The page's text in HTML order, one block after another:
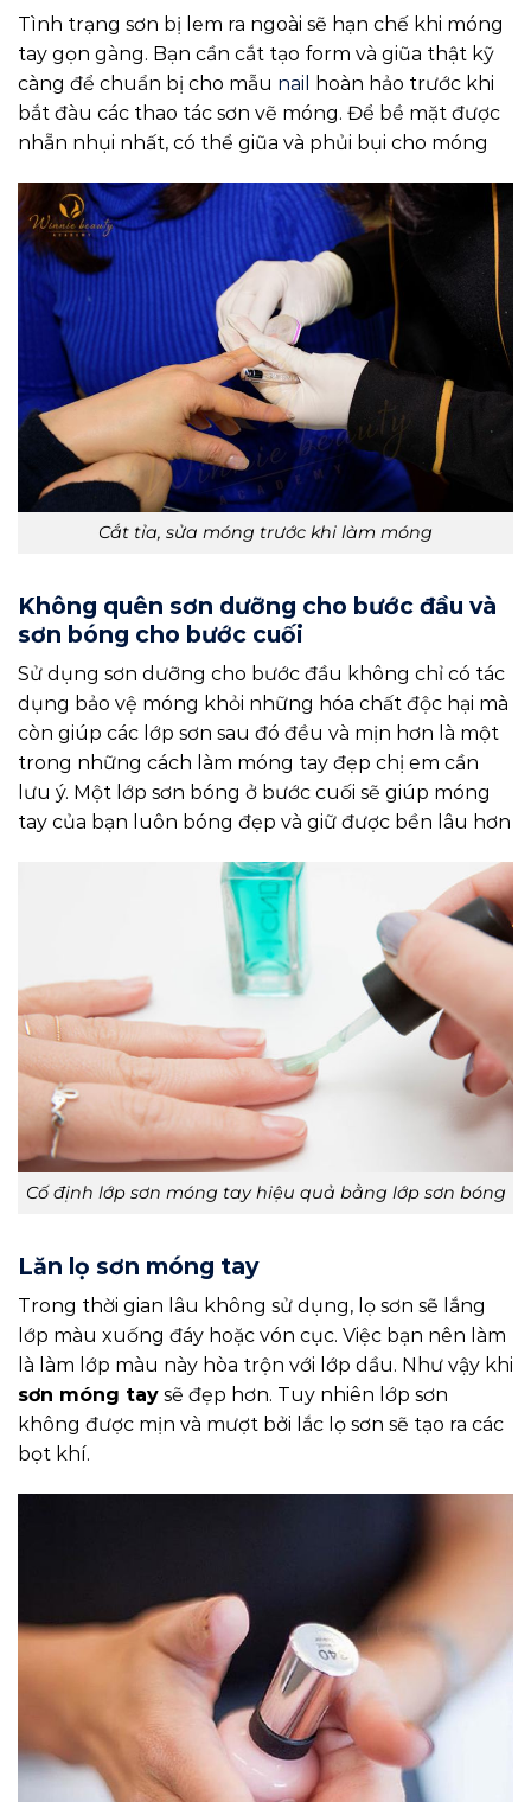
Tình trạng sơn bị lem ra ngoài sẽ hạn chế khi móng
tay gọn gàng. Bạn cần cắt tạo form và giũa thật kỹ
càng để chuẩn bị cho mẫu nail
hoàn hảo trước khi
bắt đàu các thao tác sơn vẽ móng. Để bề mặt được
nhẵn nhụi nhất, có thể giũa và phủi bụi cho móng
Cắt tỉa, sửa móng trước khi làm móng
Không quên sơn dưỡng cho bước đầu và
sơn bóng cho bước cuối
Sử dụng sơn dưỡng cho bước đầu không chỉ có tác
dụng bảo vệ móng khỏi những hóa chất độc hại mà
còn giúp các lớp sơn sau đó đều và mịn hơn là một
trong những cách làm móng tay đẹp chị em cần
lưu ý. Một lớp sơn bóng ở bước cuối sẽ giúp móng
tay của bạn luôn bóng đẹp và giữ được bền lâu hơn
Cố định lớp sơn móng tay hiệu quả bằng lớp sơn bóng
Lăn lọ sơn móng tay
Trong thời gian lâu không sử dụng, lọ sơn sẽ lắng
lớp màu xuống đáy hoặc vón cục. Việc bạn nên làm
là làm lớp màu này hòa trộn với lớp dầu. Như vậy khi
sơn móng tay sẽ đẹp hơn. Tuy nhiên lớp sơn
không được mịn và mượt bởi lắc lọ sơn sẽ tạo ra các
bọt khí.